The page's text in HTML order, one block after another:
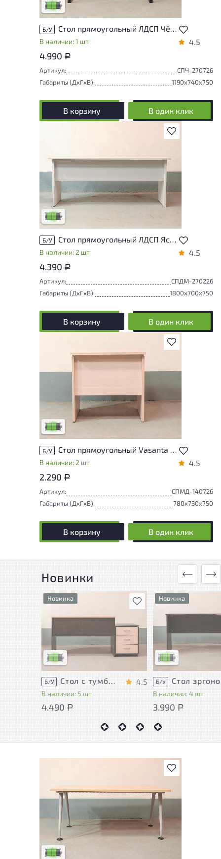
Низкая степень износа
Б/У
В наличии: 1 шт 4.5
4.990 Р
Артикул:
СПЧ-270726
Габариты (ДxГxВ):
1190x740x750
В корзину В один клик
В избранное
У товара присутствуют незначительные
следы эксплуатации, не влияющие на
удобство его использования
Низкая степень износа
Б/У
В наличии: 2 шт 4.5
4.390 Р
Артикул:
СПДМ-270226
Габариты (ДxГxВ):
1800x700x750
В корзину В один клик
В избранное
У товара присутствуют незначительные
следы эксплуатации, не влияющие на
удобство его использования
Низкая степень износа
Б/У Стол прямоугольный Vasanta ЛДСП Дуб Россия
В наличии: 2 шт 4.5
2.290 Р
Артикул:
СПМД-140726
Габариты (ДxГxВ):
780x730x750
В корзину В один клик
Новинки
В избранное
Новинка
незначительные следы
эксплуатации, не влияющие
Низкая степень износа
Б/У Стол с тумбой ЛДСП Венге
В наличии: 5 шт
4.5
4.490 Р
Новинка
У товара
эксплуатации, не
на удобство его
использования
Низкая степень
Б/У
В наличии: 4 шт
3.990 Р
В избранное
У товара присутствуют незначительные
следы эксплуатации, не влияющие на
удобство его использования
Низкая степень износа